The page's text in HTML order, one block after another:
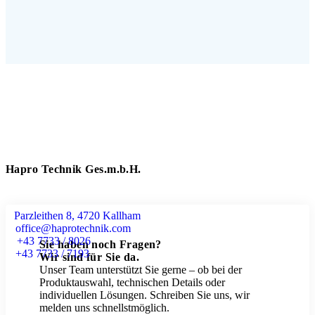
Hapro Technik Ges.m.b.H.
Parzleithen 8, 4720 Kallham
office@haprotechnik.com
+43 7733 / 8026
+43 7733 / 7193
Sie haben noch Fragen?
Wir sind für Sie da.
Unser Team unterstützt Sie gerne – ob bei der
Produktauswahl, technischen Details oder
individuellen Lösungen. Schreiben Sie uns, wir
melden uns schnellstmöglich.